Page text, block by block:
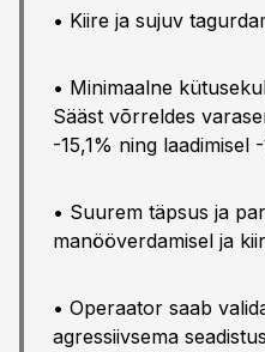
• Kiire ja sujuv
• Minimaalne
Sääst võrreldes
-15,1% ning laadimisel
• Suurem täpsus ja
manööverdamisel ja
• Operaator saab
agressiivsema